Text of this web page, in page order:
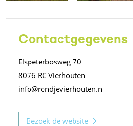
Contactgegevens
Elspeterbosweg 70
8076 RC Vierhouten
info@rondjevierhouten.nl
Bezoek de website